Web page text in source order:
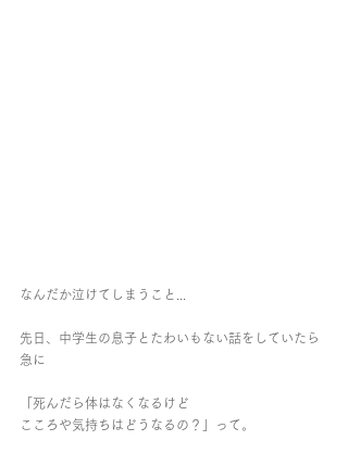
なんだか泣けてしまうこと...
先日、中学生の息子とたわいもない話をしていたら
急に
「死んだら体はなくなるけど
こころや気持ちはどうなるの？」って。